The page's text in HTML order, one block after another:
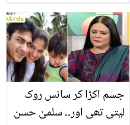
اور اس کا مربہ بنانے کا
آسان طریقہ
جسم اکڑا کر سانس روک
لیتی تھی اور۔۔ سلمیٰ حسن